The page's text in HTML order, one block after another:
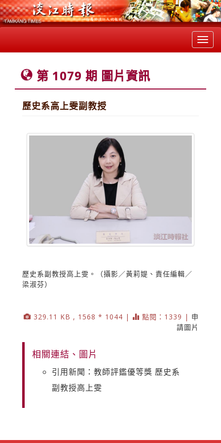
第 1079 期 圖片資訊
歷史系高上雯副教授
歷史系副教授高上雯。（攝影／黃莉媞、責任編輯／
梁淑芬）
329.11 KB , 1568 * 1044 | 點閱：1339 | 申
請圖片
相關連結、圖片
引用新聞：教師評鑑優等獎 歷史系
副教授高上雯